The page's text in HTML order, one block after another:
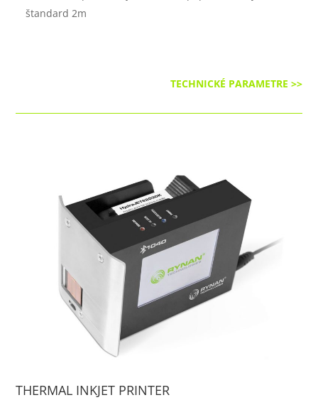
štandard 2m
TECHNICKÉ PARAMETRE >>
THERMAL INKJET PRINTER